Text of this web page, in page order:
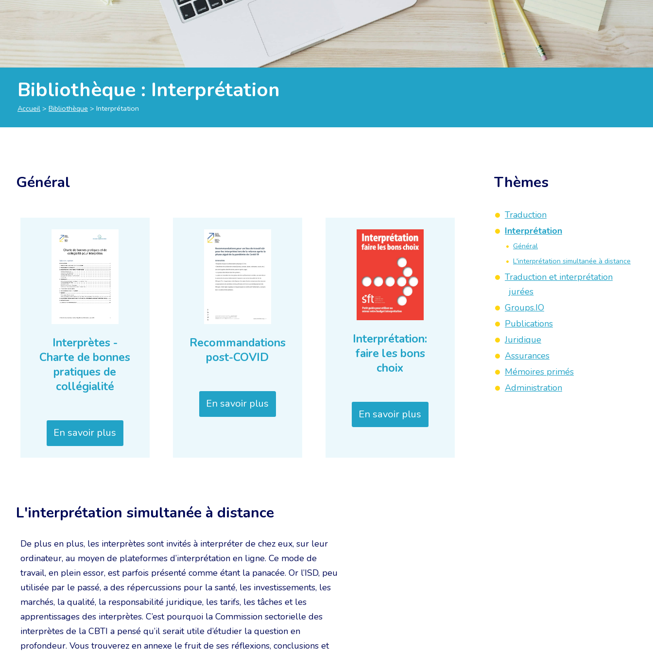
Bibliothèque : Interprétation
Accueil > Bibliothèque > Interprétation
Général
Interprètes -
Charte de bonnes
pratiques de
collégialité
En savoir plus
Recommandations
post-COVID
En savoir plus
Interprétation:
faire les bons
choix
En savoir plus
L'interprétation simultanée à distance
De plus en plus, les interprètes sont invités à interpréter de chez eux, sur leur
ordinateur, au moyen de plateformes d’interprétation en ligne. Ce mode de
travail, en plein essor, est parfois présenté comme étant la panacée. Or l’ISD, peu
utilisée par le passé, a des répercussions pour la santé, les investissements, les
marchés, la qualité, la responsabilité juridique, les tarifs, les tâches et les
apprentissages des interprètes. C’est pourquoi la Commission sectorielle des
interprètes de la CBTI a pensé qu’il serait utile d’étudier la question en
profondeur. Vous trouverez en annexe le fruit de ses réflexions, conclusions et
Thèmes
Traduction
Interprétation
Général
L'interprétation simultanée à distance
Traduction et interprétation
jurées
Groups.IO
Publications
Juridique
Assurances
Mémoires primés
Administration